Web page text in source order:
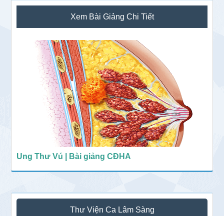
Sidebar
chính
Xem Bài Giảng Chi Tiết
Ung Thư Vú | Bài giảng CĐHA
Thư Viện Ca Lâm Sàng